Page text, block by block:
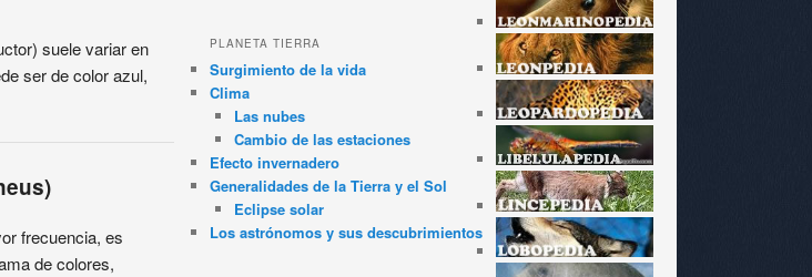
suele variar en
ser de color azul,
frecuencia, es
de colores,
PLANETA TIERRA
Surgimiento de la vida
Clima
Las nubes
Cambio de las estaciones
Efecto invernadero
Generalidades de la Tierra y el Sol
Eclipse solar
Los astrónomos y sus descubrimientos